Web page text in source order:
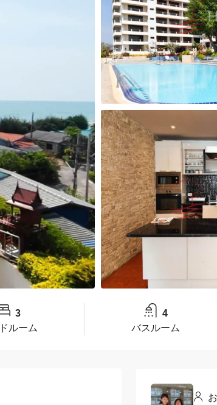
3
ルーム
4
バスルーム